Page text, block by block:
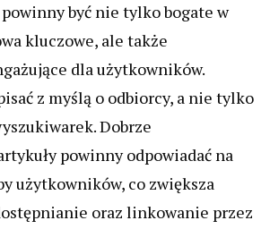
być nie tylko bogate w
kluczowe, ale także
dla użytkowników.
z myślą o odbiorcy, a nie tylko
Dobrze
powinny odpowiadać na
użytkowników, co zwiększa
oraz linkowanie przez